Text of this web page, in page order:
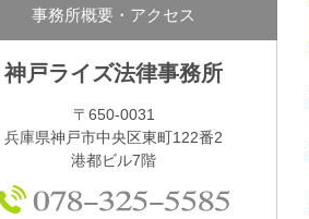
事務所概要・アクセス
神戸ライズ法律事務所
〒650-0031
兵庫県神戸市中央区東町122番2
港都ビル7階